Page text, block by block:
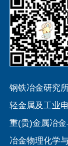
钢铁冶金研究
轻金属及工业
重(贵)金属冶
冶金物理化学